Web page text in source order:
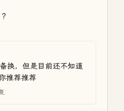
换，但是目前还不知道
推荐推荐